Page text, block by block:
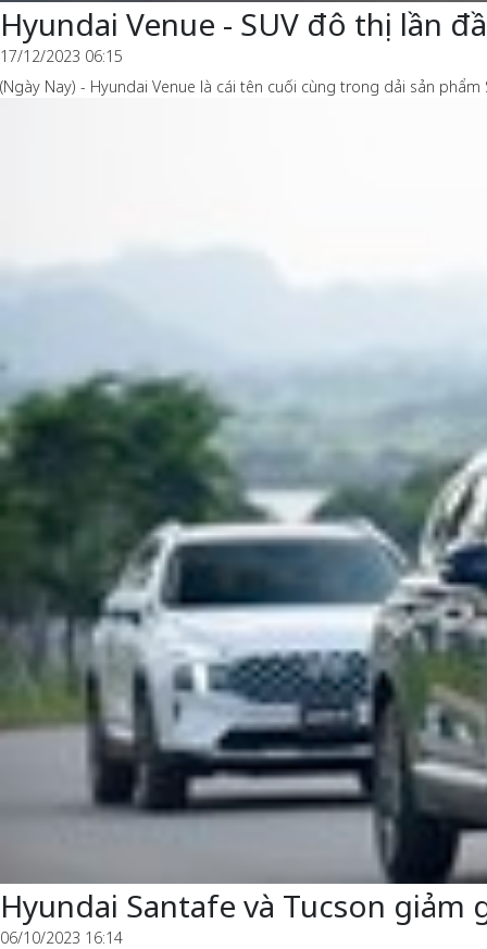
Hyundai Venue - SUV đô thị lần
17/12/2023 06:15
(Ngày Nay) - Hyundai Venue là cái tên cuối cùng trong dải sản
Hyundai Santafe và Tucson
06/10/2023 16:14